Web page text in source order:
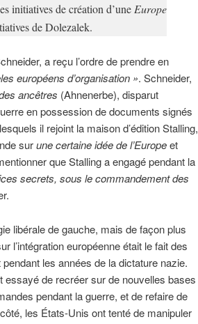
initiatives de création d’une Europe
de Dolezalek.
a reçu l’ordre de prendre en
européens d’organisation ». Schneider,
ancêtres (Ahnenerbe), disparut
en possession de documents signés
il rejoint la maison d’édition Stalling,
surune certaine idée de l’Europeet
que Stalling a engagé pendant la
secrets, sous le commandement des
libérale de gauche, mais de façon plus
l’intégration européenne était le fait des
les années de la dictature nazie.
essayé de recréer sur de nouvelles bases
pendant la guerre, et de refaire de
les États-Unis ont tenté de manipuler